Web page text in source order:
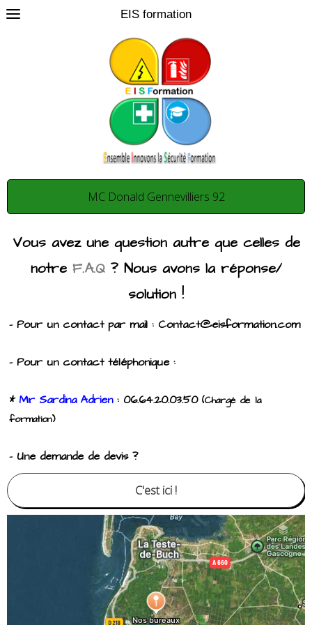
EIS formation
MC Donald Gennevilliers 92
Vous avez une question autre que celles de
notre F.A.Q? Nous avons la réponse/
solution !
- Pour un contact par mail : Contact@eisformation.com
- Pour un contact téléphonique :
* Mr Sardina Adrien: 06.64.20.03.50 (Chargé de la
formation)
- Une demande de devis ?
C'est ici !